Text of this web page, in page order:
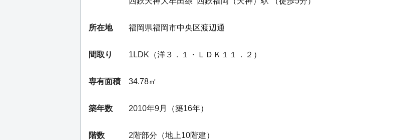
所在地 福岡県福岡市中央区渡辺通
間取り 1LDK（洋３．１・ＬＤＫ１１．２）
専有面積 34.78㎡
築年数 2010年9月（築16年）
階数 2階部分（地上10階建）